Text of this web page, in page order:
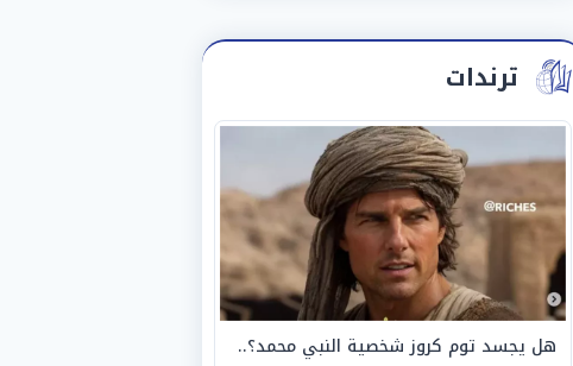
ترندات
هل يجسد توم كروز شخصية النبي محمد؟..